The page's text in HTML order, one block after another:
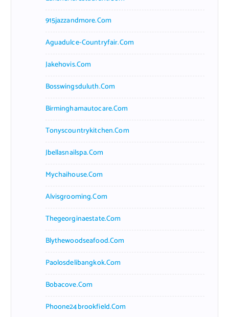
915jazzandmore.com
Aguadulce-Countryfair.com
Jakehovis.com
Bosswingsduluth.com
Birminghamautocare.com
Tonyscountrykitchen.com
Jbellasnailspa.com
Mychaihouse.com
Alvisgrooming.com
Thegeorginaestate.com
Blythewoodseafood.com
Paolosdelibangkok.com
Bobacove.com
Phoone24brookfield.com